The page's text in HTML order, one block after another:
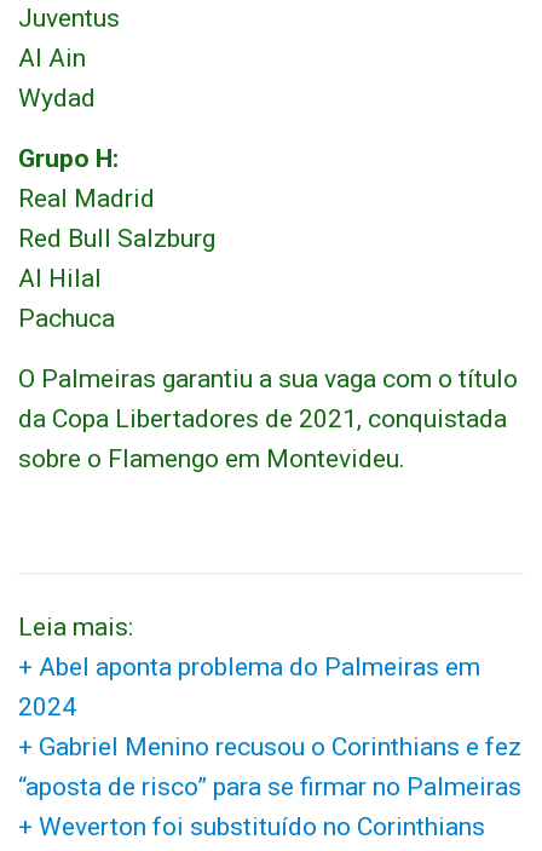
Juventus
Al Ain
Wydad
Grupo H:
Real Madrid
Red Bull Salzburg
Al Hilal
Pachuca
O Palmeiras garantiu a sua vaga com o título
da Copa Libertadores de 2021, conquistada
sobre o Flamengo em Montevideu.
Leia mais:
+ Abel aponta problema do Palmeiras em
2024
+ Gabriel Menino recusou o Corinthians e fez
“aposta de risco” para se firmar no Palmeiras
+ Weverton foi substituído no Corinthians